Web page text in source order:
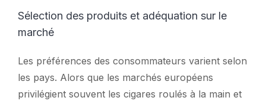
Sélection des produits et adéquation sur le
marché
Les préférences des consommateurs varient selon
les pays. Alors que les marchés européens
privilégient souvent les cigares roulés à la main et